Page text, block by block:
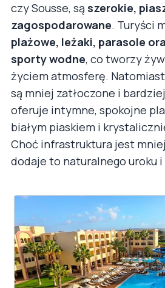
czy Sousse, są szerokie,
zagospodarowane. Turyści
plażowe, leżaki, parasole
sporty wodne, co tworzy
życiem atmosferę.
są mniej zatłoczone i
oferuje intymne, spokojne
białym piaskiem i
Choć infrastruktura jest
dodaje to naturalnego uroku